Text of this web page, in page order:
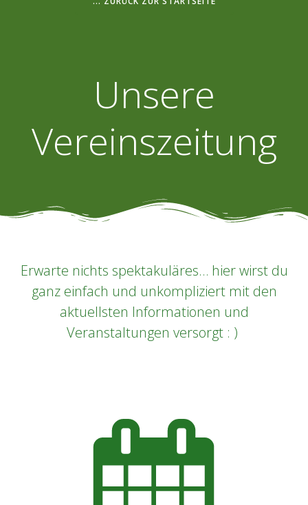
Unsere
Vereinszeitung
Erwarte nichts spektakuläres… hier wirst du
ganz einfach und unkompliziert mit den
aktuellsten Informationen und
Veranstaltungen versorgt : )